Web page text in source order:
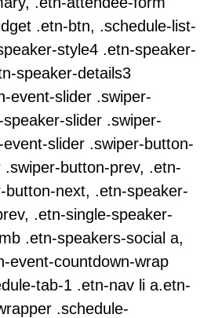
.etn-btn, .schedule-list-
style4 .etn-speaker-
speaker-details3
event-slider .swiper-
slider .swiper-
slider .swiper-button-
button-prev, .etn-
button-next, .etn-speaker-
.etn-single-speaker-
.etn-speakers-social a,
event-countdown-wrap
tab-1 .etn-nav li a.etn-
.schedule-